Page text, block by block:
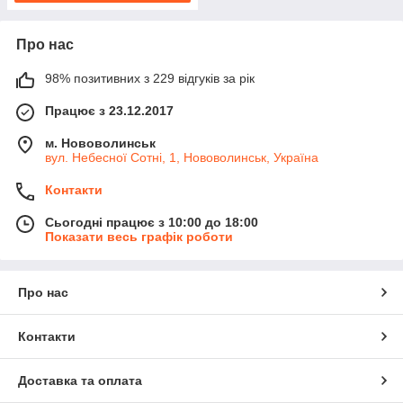
Про нас
98% позитивних з 229 відгуків за рік
Працює з 23.12.2017
м. Нововолинськ
вул. Небесної Сотні, 1, Нововолинськ, Україна
Контакти
Сьогодні працює з 10:00 до 18:00
Показати весь графік роботи
Про нас
Контакти
Доставка та оплата